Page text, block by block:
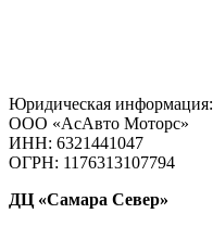
Юридическая информация:
ООО «АсАвто Моторс»
ИНН: 6321441047
ОГРН: 1176313107794
ДЦ «Самара Север»